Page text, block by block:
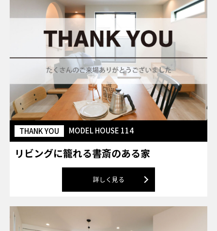
THANK YOU MODEL HOUSE 114
リビングに籠れる書斎のある家
詳しく見る